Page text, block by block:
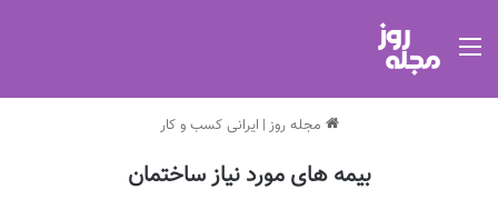
مجله روز | ایرانی کسب و کار
بیمه های مورد نیاز ساختمان